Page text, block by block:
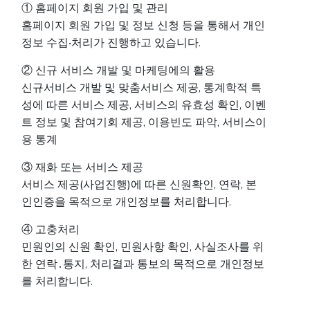
① 홈페이지 회원 가입 및 관리
홈페이지 회원 가입 및 정보 신청 등을 통해서 개인
정보 수집‧처리가 진행하고 있습니다.
② 신규 서비스 개발 및 마케팅에의 활용
신규서비스 개발 및 맞춤서비스 제공, 통계학적 특
성에 따른 서비스 제공, 서비스의 유효성 확인, 이벤
트 정보 및 참여기회 제공, 이용빈도 파악, 서비스이
용 통계
③ 재화 또는 서비스 제공
서비스 제공(사업진행)에 따른 신원확인, 연락, 본
인인증을 목적으로 개인정보를 처리합니다.
④ 고충처리
민원인의 신원 확인, 민원사항 확인, 사실조사를 위
한 연락․통지, 처리결과 통보의 목적으로 개인정보
를 처리합니다.